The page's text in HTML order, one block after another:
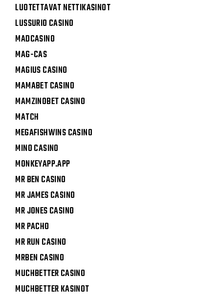
LUOTETTAVAT NETTIKASINOT
LUSSURIO CASINO
MADCASINO
MAG-CAS
MAGIUS CASINO
MAMABET CASINO
MAMZINOBET CASINO
MATCH
MEGAFISHWINS CASINO
MINO CASINO
MONKEYAPP.APP
MR BEN CASINO
MR JAMES CASINO
MR JONES CASINO
MR PACHO
MR RUN CASINO
MRBEN CASINO
MUCHBETTER CASINO
MUCHBETTER KASINOT